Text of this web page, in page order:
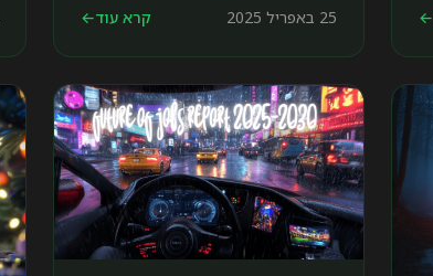
←
ואיך אפשר למנף את זה לשיפור
25 באפריל 2025 קרא עוד←